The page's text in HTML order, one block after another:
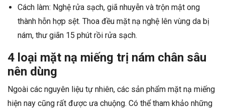
Cách làm: Nghệ rửa sạch, giã nhuyễn và trộn mật ong
thành hỗn hợp sệt. Thoa đều mặt nạ nghệ lên vùng da bị
nám, thư giãn 15 phút rồi rửa sạch.
4 loại mặt nạ miếng trị nám chân sâu
nên dùng
Ngoài các nguyên liệu tự nhiên, các sản phẩm mặt nạ miếng
hiện nay cũng rất được ưa chuộng. Có thể tham khảo những